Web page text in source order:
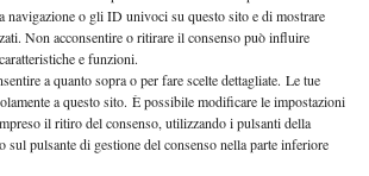
navigazione o gli ID univoci su questo sito e di mostrare
Non acconsentire o ritirare il consenso può influire
e funzioni.
a quanto sopra o per fare scelte dettagliate. Le tue
a questo sito. È possibile modificare le impostazioni
il ritiro del consenso, utilizzando i pulsanti della
sul pulsante di gestione del consenso nella parte inferiore
Claire De Gubernatis, una delle quattro
tedesca Petkovic, numero 99 Wta e quinta
(terzo match sul campo 7). Sulla carta
dominante del testa a testa tra la tedesca
slovena Klepac (144) (campo 8 alle 12).
anche la n° 4 del tabellone, la svizzera